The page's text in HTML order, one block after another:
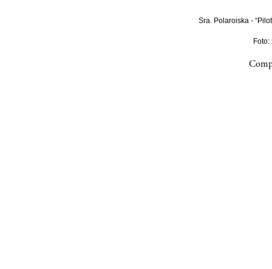
Sra. Polaroiska -